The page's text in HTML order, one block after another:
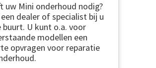
uw Mini onderhoud nodig?
dealer of specialist bij u
buurt. U kunt o.a. voor
modellen een
opvragen voor reparatie